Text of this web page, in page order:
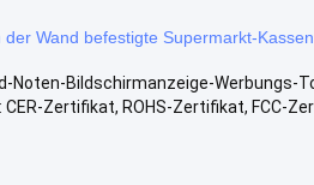
der Wand befestigte Supermarkt-
Noten-Bildschirmanzeige-Werbungs-
Zertifikat, ROHS-Zertifikat, FCC-